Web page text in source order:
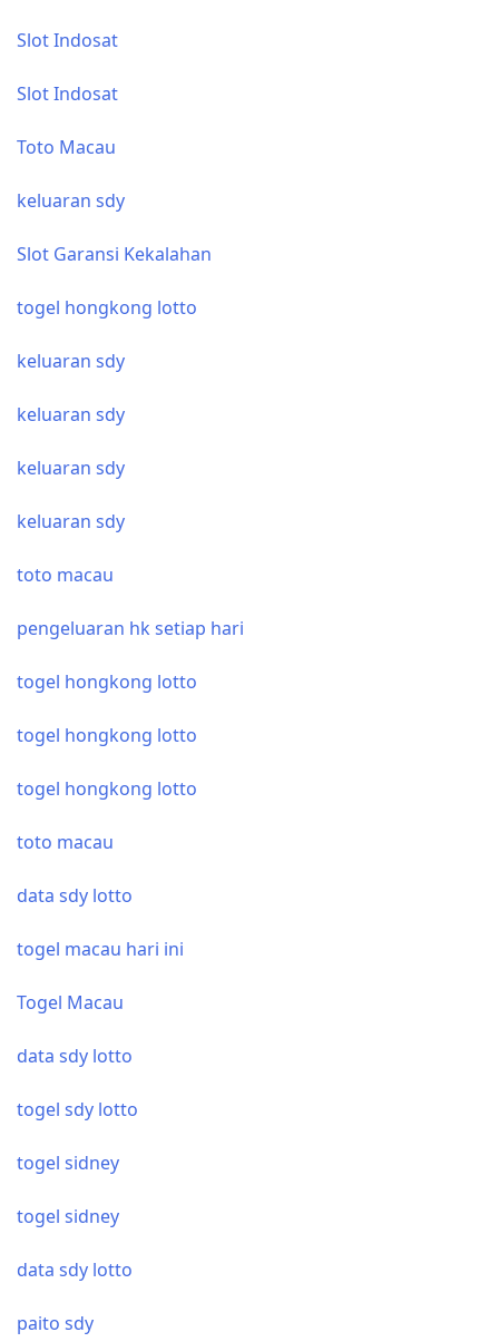
Slot Indosat
Slot Indosat
Toto Macau
keluaran sdy
Slot Garansi Kekalahan
togel hongkong lotto
keluaran sdy
keluaran sdy
keluaran sdy
keluaran sdy
toto macau
pengeluaran hk setiap hari
togel hongkong lotto
togel hongkong lotto
togel hongkong lotto
toto macau
data sdy lotto
togel macau hari ini
Togel Macau
data sdy lotto
togel sdy lotto
togel sidney
togel sidney
data sdy lotto
paito sdy